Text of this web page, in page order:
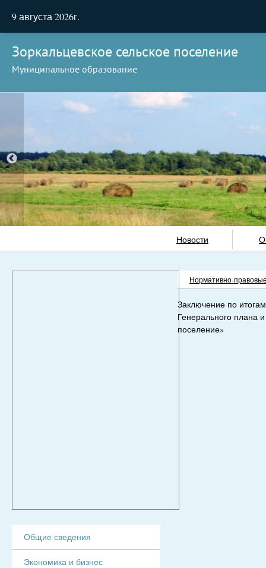
9 августа 2026г.
Зоркальцевское сельское поселение
Муниципальное образование
Новости
Нормативно-
Заключение по
Генерального плана
поселение»
Общие сведения
Экономика и бизнес